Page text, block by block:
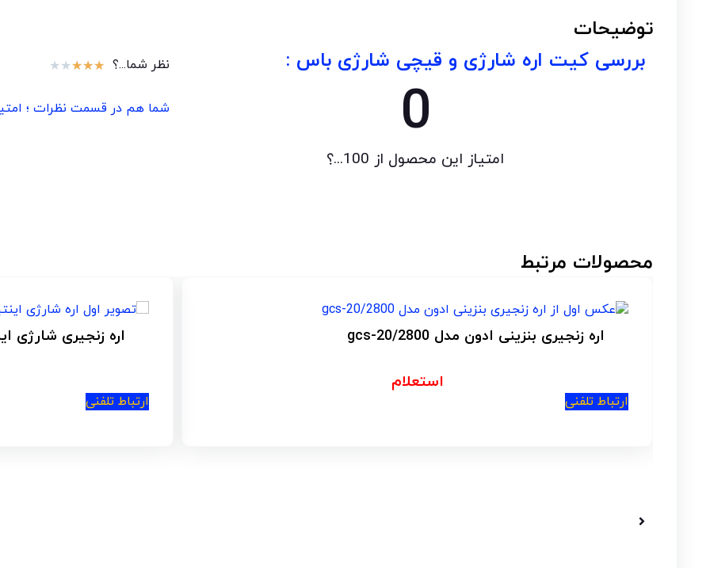
توضیحات
بررسی کیت اره شارژی و قیچی شارژی باس :
امتیاز این محصول از 100...؟
0
نظر شما...؟ ★
★
★
★
★
شما هم در قسمت نظرات ؛
محصولات مرتبط
اره زنجیری شارژی اینتیمکس 15 سانتی مدل 0481
استعلام
ارتباط تلفنی
سوهان اره زنجیری
ارتباط تلفنی